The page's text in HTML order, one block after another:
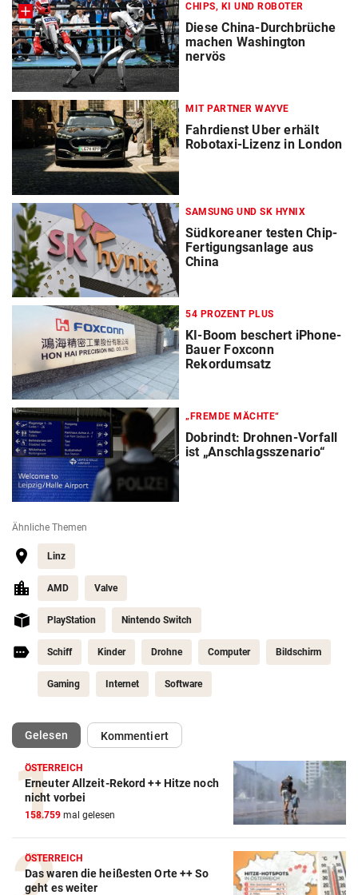
CHIPS, KI UND ROBOTER
Diese China-Durchbrüche
machen Washington
nervös
MIT PARTNER WAYVE
Fahrdienst Uber erhält
Robotaxi-Lizenz in London
SAMSUNG UND SK HYNIX
Südkoreaner testen Chip-
Fertigungsanlage aus
China
54 PROZENT PLUS
KI-Boom beschert iPhone-
Bauer Foxconn
Rekordumsatz
„FREMDE MÄCHTE“
Dobrindt: Drohnen-Vorfall
ist „Anschlagsszenario“
Ähnliche Themen
Linz
AMD Valve
PlayStation Nintendo Switch
Schiff Kinder Drohne Computer Bildschirm
Gaming Internet Software
Gelesen(ausgewählt)Kommentiert
ÖSTERREICH
Erneuter Allzeit-Rekord ++ Hitze noch
nicht vorbei
158.759 mal gelesen
ÖSTERREICH
Das waren die heißesten Orte ++ So
geht es weiter